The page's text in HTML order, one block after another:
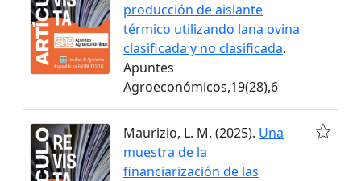
producción de aislante
térmico utilizando lana ovina
clasificada y no clasificada.
Apuntes
Agroeconómicos,19(28),6
Maurizio, L. M. (2025). Una
muestra de la
financiarización de las